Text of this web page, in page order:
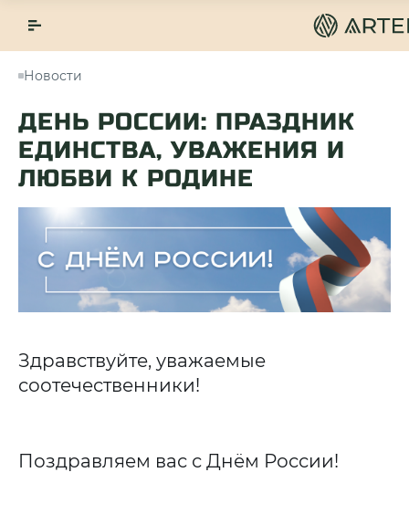
Новости
ДЕНЬ РОССИИ: ПРАЗДНИК
ЕДИНСТВА, УВАЖЕНИЯ И
ЛЮБВИ К РОДИНЕ
Здравствуйте, уважаемые
соотечественники!
Поздравляем вас с Днём России!